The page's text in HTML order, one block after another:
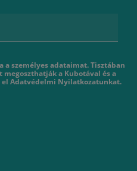
a személyes adataimat. Tisztában
a Kubotával és a
Adatvédelmi Nyilatkozatunkat.